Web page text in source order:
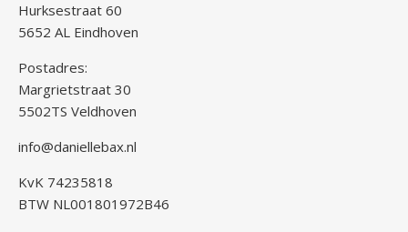
Hurksestraat 60
5652 AL Eindhoven
Postadres:
Margrietstraat 30
5502TS Veldhoven
info@daniellebax.nl
KvK 74235818
BTW NL001801972B46